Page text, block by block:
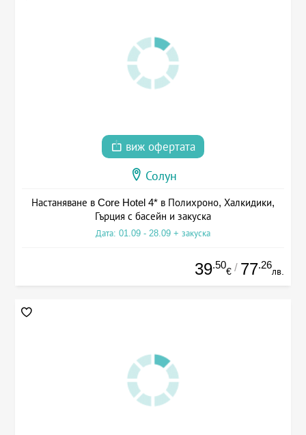
виж офертата
Солун
Настаняване в Core Hotel 4* в Полихроно, Халкидики,
Гърция с басейн и закуска
Дата: 01.09 - 28.09 + закуска
39.50
€ / 77.26
лв.